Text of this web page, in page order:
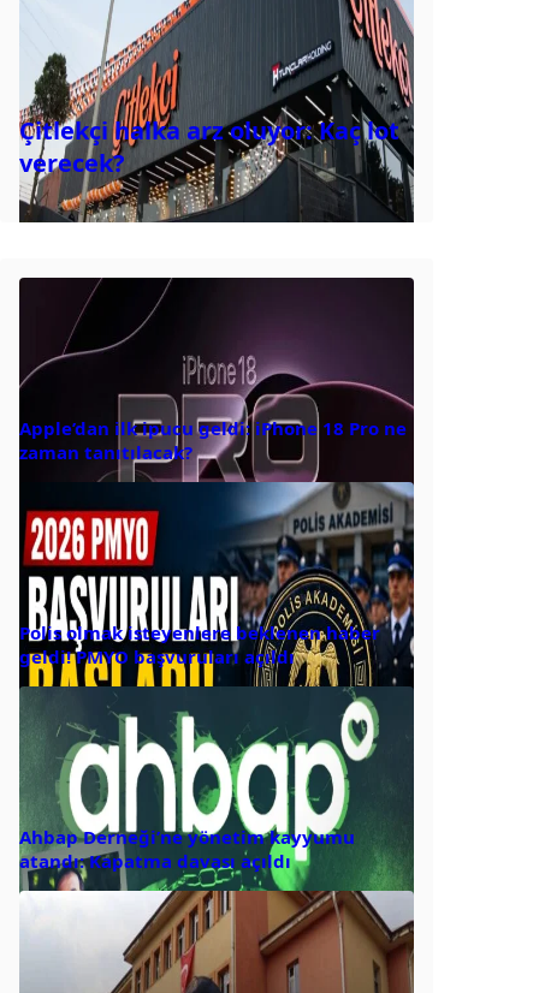
Çitlekçi halka arz oluyor: Kaç lot
verecek?
Apple’dan ilk ipucu geldi: iPhone 18 Pro ne
zaman tanıtılacak?
Polis olmak isteyenlere beklenen haber
geldi! PMYO başvuruları açıldı
Ahbap Derneği’ne yönetim kayyumu
atandı: Kapatma davası açıldı